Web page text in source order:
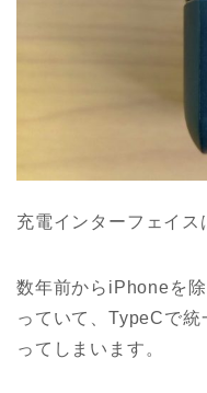
充電インターフェイス
数年前からiPhoneを
っていて、TypeCで
ってしまいます。